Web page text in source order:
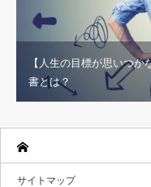
【人生の目標が思いつ
書とは？
サイトマップ